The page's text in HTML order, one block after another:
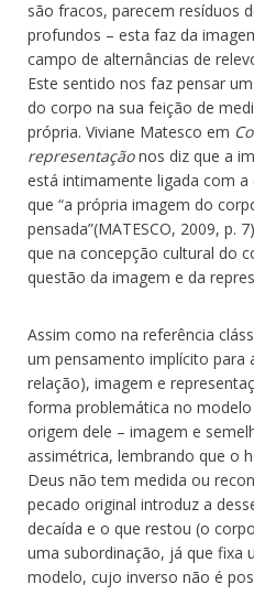
são fracos, parecem resíduos
profundos – esta faz da
campo de alternâncias de
Este sentido nos faz pensar
do corpo na sua feição de
própria. Viviane Matesco em
representaçãonos diz que a
está intimamente ligada com a
que “a própria imagem do
pensada”(MATESCO, 2009, p.
que na concepção cultural do
questão da imagem e da
Assim como na referência
um pensamento implícito para
relação), imagem e
forma problemática no
origem dele – imagem e
assimétrica, lembrando que o
Deus não tem medida ou
pecado original introduz a
decaída e o que restou (o
uma subordinação, já que fixa
modelo, cujo inverso não é